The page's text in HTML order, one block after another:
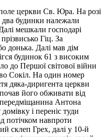
церкви Св. Юра. На розі
два будинки належали
мешкали господарі
Гіц. За
донька. Далі мав дім
будинок 61 з високим
до Першої світової війни
Сокіл. На один номер
дяка-диригента церкви
його обживати від
Антона
і переніс туди
потічком навпроти
склеп Грех, далі y 10-й